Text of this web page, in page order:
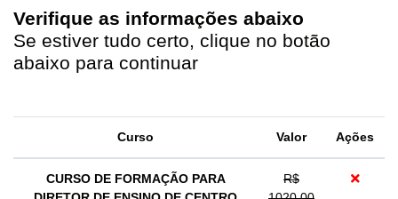
Verifique as informações abaixo
Se estiver tudo certo, clique no botão
abaixo para continuar
Curso Valor Ações
CURSO DE FORMAÇÃO PARA
R$